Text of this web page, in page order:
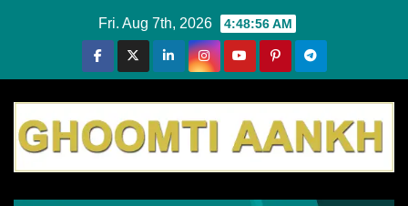
Fri. Aug 7th, 2026 4:48:57 AM